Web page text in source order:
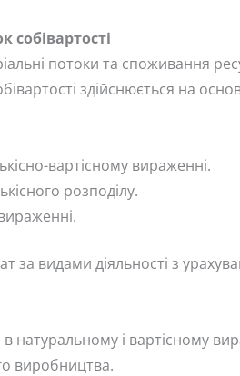
собівартості
потоки та споживання
здійснюється на
вартісному вираженні.
розподілу.
за видами діяльності з
натуральному і вартісному
виробництва.